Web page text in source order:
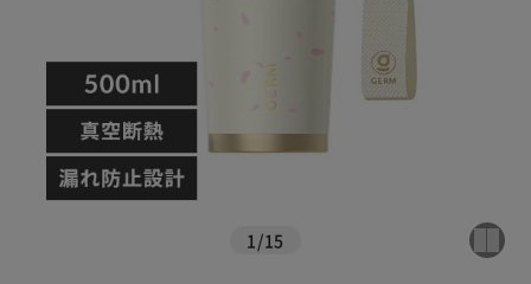
1 /15